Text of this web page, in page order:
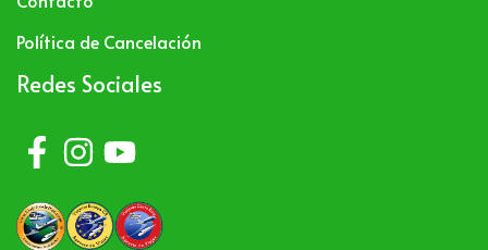
Política de Cancelación
Redes Sociales